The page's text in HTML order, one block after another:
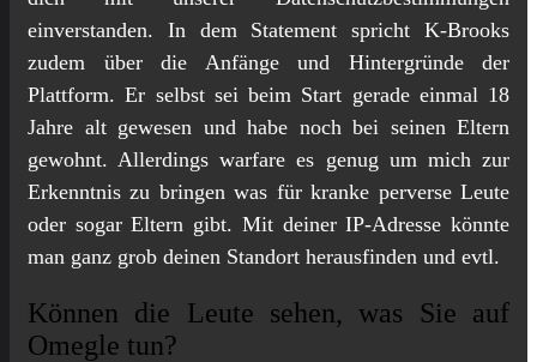
einverstanden. In dem Statement spricht K-Brooks
zudem über die Anfänge und Hintergründe der
Plattform. Er selbst sei beim Start gerade einmal 18
Jahre alt gewesen und habe noch bei seinen Eltern
gewohnt. Allerdings warfare es genug um mich zur
Erkenntnis zu bringen was für kranke perverse Leute
oder sogar Eltern gibt. Mit deiner IP-Adresse könnte
man ganz grob deinen Standort herausfinden und evtl.
Können die Leute sehen, was Sie auf
Omegle tun?